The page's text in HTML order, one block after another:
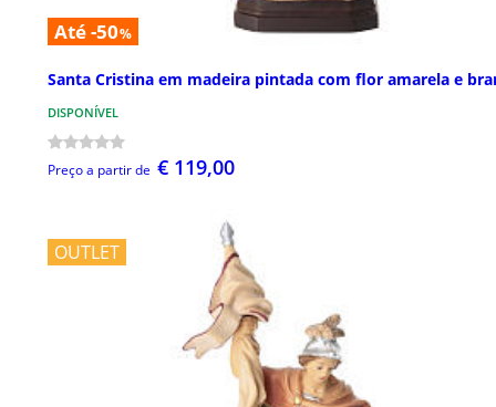
Até -50%
Santa Cristina em madeira pintada com flor amarela e
DISPONÍVEL
Preço a partir de € 119,00
OUTLET